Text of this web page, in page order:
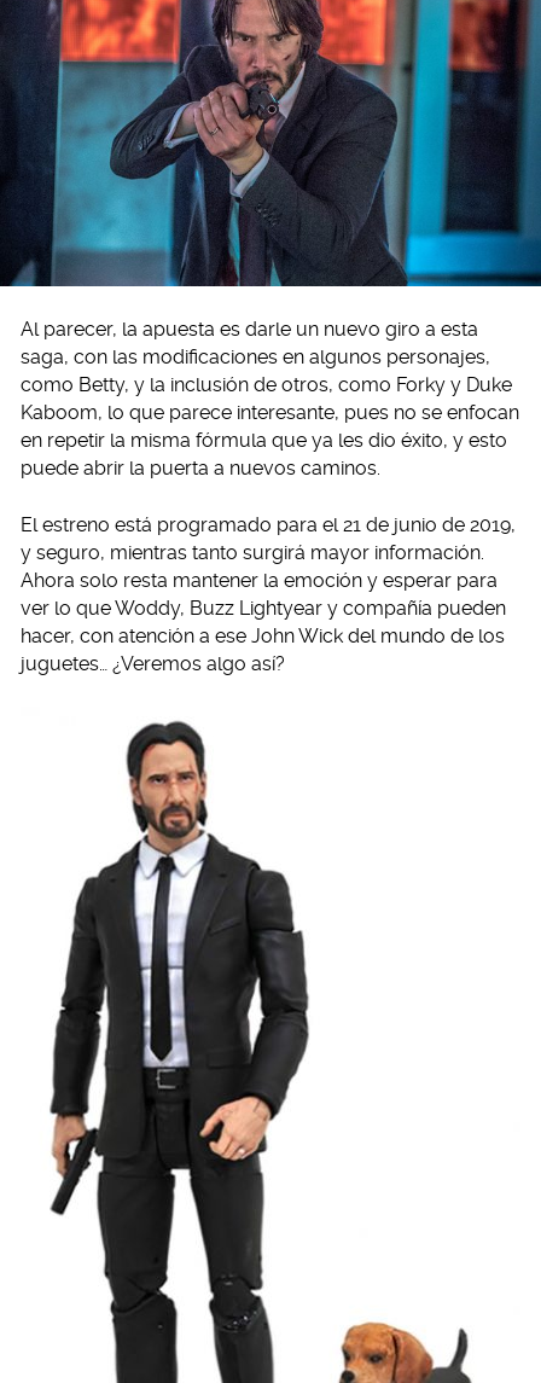
Al parecer, la apuesta es darle un nuevo giro a esta
saga, con las modificaciones en algunos personajes,
como Betty, y la inclusión de otros, como Forky y Duke
Kaboom, lo que parece interesante, pues no se enfocan
en repetir la misma fórmula que ya les dio éxito, y esto
puede abrir la puerta a nuevos caminos.
El estreno está programado para el 21 de junio de 2019,
y seguro, mientras tanto surgirá mayor información.
Ahora solo resta mantener la emoción y esperar para
ver lo que Woddy, Buzz Lightyear y compañía pueden
hacer, con atención a ese John Wick del mundo de los
juguetes… ¿Veremos algo así?